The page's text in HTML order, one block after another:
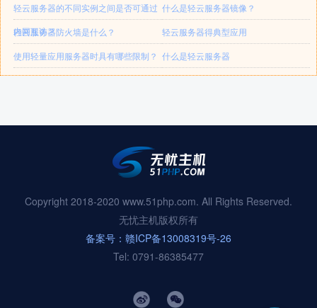
轻云服务器的不同实例之间是否可通过
内网互访？
什么是轻云服务器镜像？
轻云服务器防火墙是什么？
轻云服务器得典型应用
使用轻量应用服务器时具有哪些限制？ 什么是轻云服务器
Copyright 2018-2020 www.51php.com. All Rights Reserved.
无忧主机版权所有
备案号：赣ICP备13008319号-26
Tel: 0791-86385477